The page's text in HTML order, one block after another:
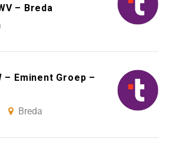
– Breda
– Eminent Groep –
Breda